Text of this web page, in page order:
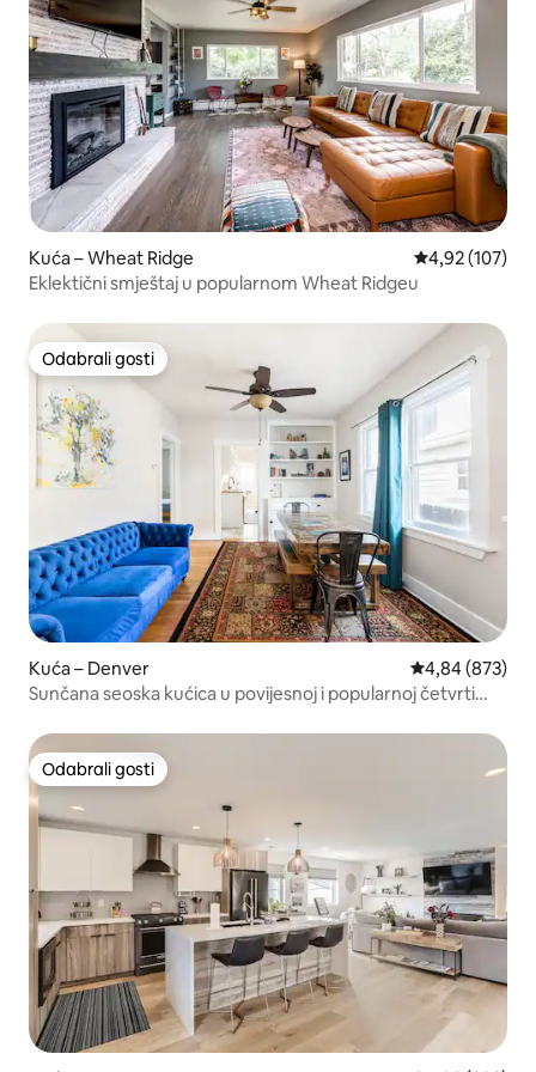
Kuća – Wheat Ridge Prosječna
4,92 (107)
Eklektični smještaj u popularnom Wheat Ridgeu
Odabrali gosti
Odabrali gosti
Kuća – Denver Prosječna
4,84 (873)
Sunčana seoska kućica u povijesnoj i popularnoj četvrti
Odabrali gosti
Odabrali gosti